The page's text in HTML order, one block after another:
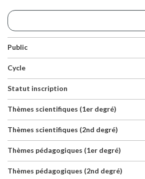
Public
Cycle
Statut inscription
Thèmes scientifiques (1er degré)
Thèmes scientifiques (2nd degré)
Thèmes pédagogiques (1er degré)
Thèmes pédagogiques (2nd degré)